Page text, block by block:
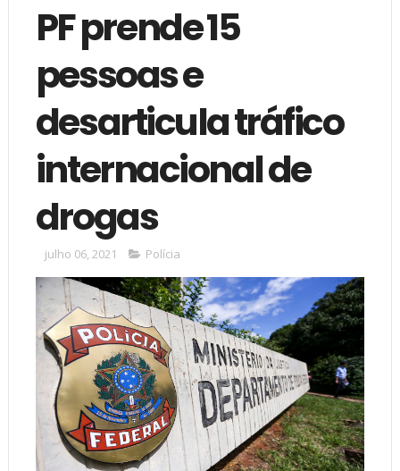
PF prende 15
pessoas e
desarticula tráfico
internacional de
drogas
julho 06, 2021 Polícia